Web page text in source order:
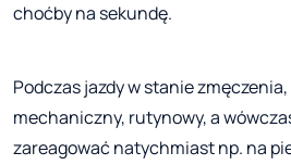
choćby na sekundę.
Podczas jazdy w stanie
mechaniczny, rutynowy, a
zareagować natychmiast np. na